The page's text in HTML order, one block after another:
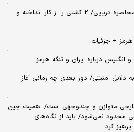
تازه‌ترین ادعای سنتکام درباره محاصره دریایی/ ۲ کشتی را از کار انداخته و
هرمز + جزئیات
انگلیس درباره ایران و تنگه هرمز
دلایل امنیتی/ دور بعدی چه زمانی آغاز
متوازن و چندوجهی است/ اهمیت چین
محدود نمی‌شود/ باید از نگاه‌های
پرهیز کرد